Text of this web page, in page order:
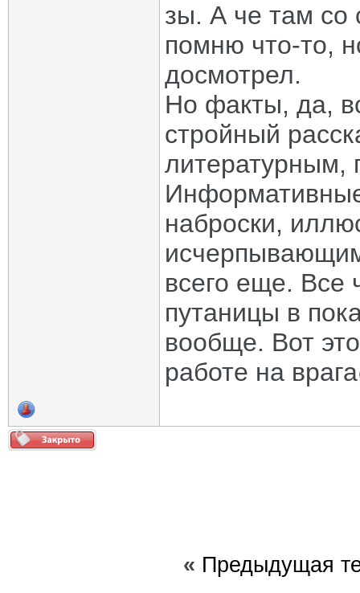
зы. А че там со
помню что-то,
досмотрел.
Но факты, да,
стройный
литературным,
наброски,
всего еще. Все
путаницы в
вообще. Вот
работе на врага
« Предыдущая